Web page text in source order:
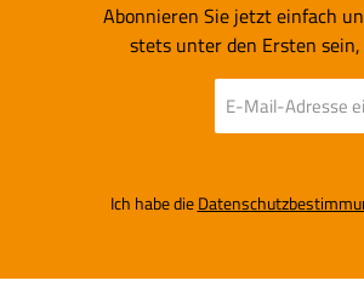
Abonnieren Sie jetzt einfach
stets unter den Ersten
Mail-
Ich habe die